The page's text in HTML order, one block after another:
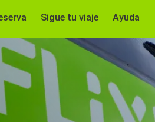
Sigue tu viaje Ayuda